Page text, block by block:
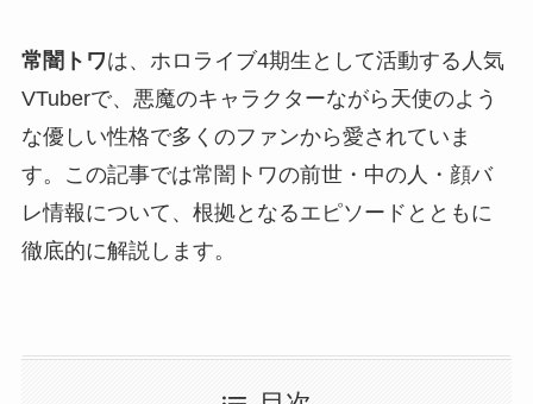
常闇トワは、ホロライブ4期生として活動する人気
VTuberで、悪魔のキャラクターながら天使のよう
な優しい性格で多くのファンから愛されていま
す。この記事では常闇トワの前世・中の人・顔バ
レ情報について、根拠となるエピソードとともに
徹底的に解説します。